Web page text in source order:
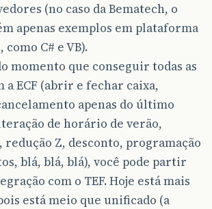
(no caso da Bematech, o
apenas exemplos em plataforma
C# e VB).
momento que conseguir todas as
a ECF (abrir e fechar caixa,
apenas do último
de horário de verão,
redução Z, desconto, programação
blá, blá, blá), você pode partir
com o TEF. Hoje está mais
está meio que unificado (a